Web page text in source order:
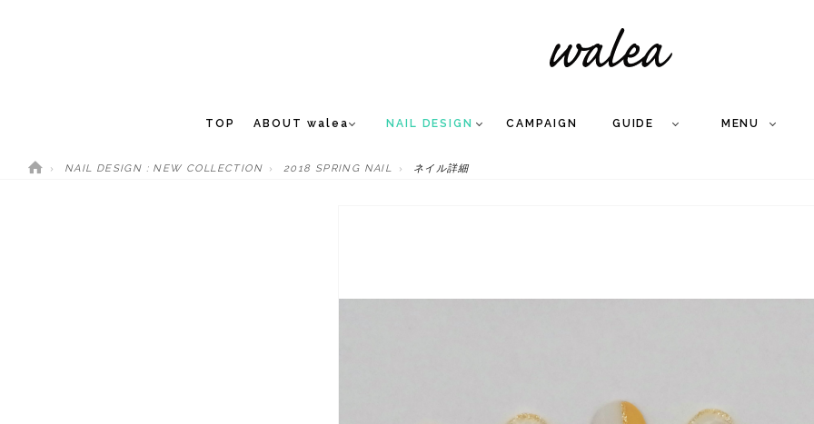
TOP ABOUT walea NAIL DESIGN CAMPAIGN GUIDE MENU
NAIL DESIGN : NEW COLLECTION 2018 SPRING NAIL ネイル詳細